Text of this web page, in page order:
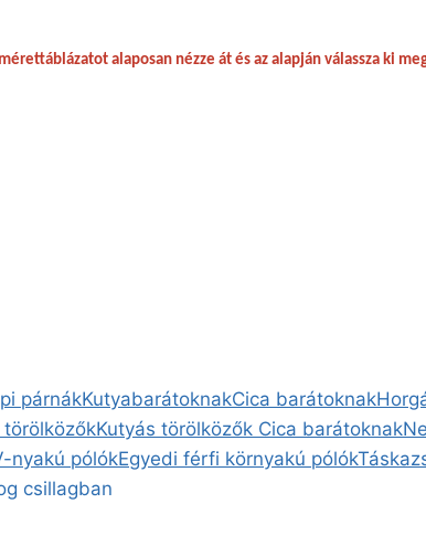
alaposan nézze át és az alapján válassza ki
párnákKutyabarátoknakCica barátoknak
Kutyás törölközők Cica barátoknak
nyakú pólókEgyedi férfi környakú pólókTáska
csillagban